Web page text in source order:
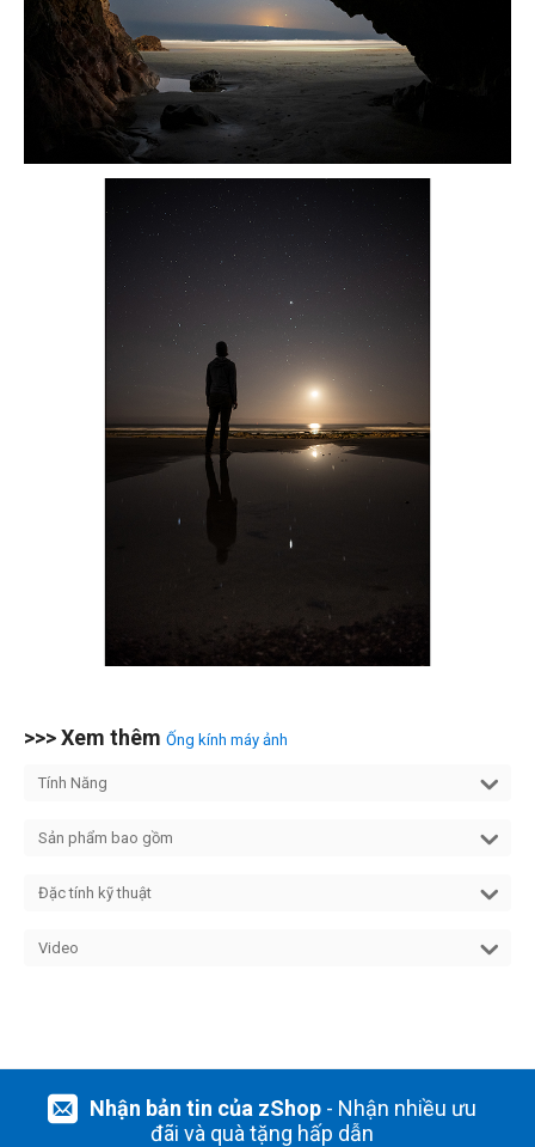
>>> Xem thêm Ống kính máy ảnh
Tính Năng
Sản phẩm bao gồm
Đặc tính kỹ thuật
Video
Nhận bản tin của zShop- Nhận nhiều ưu
đãi và quà tặng hấp dẫn